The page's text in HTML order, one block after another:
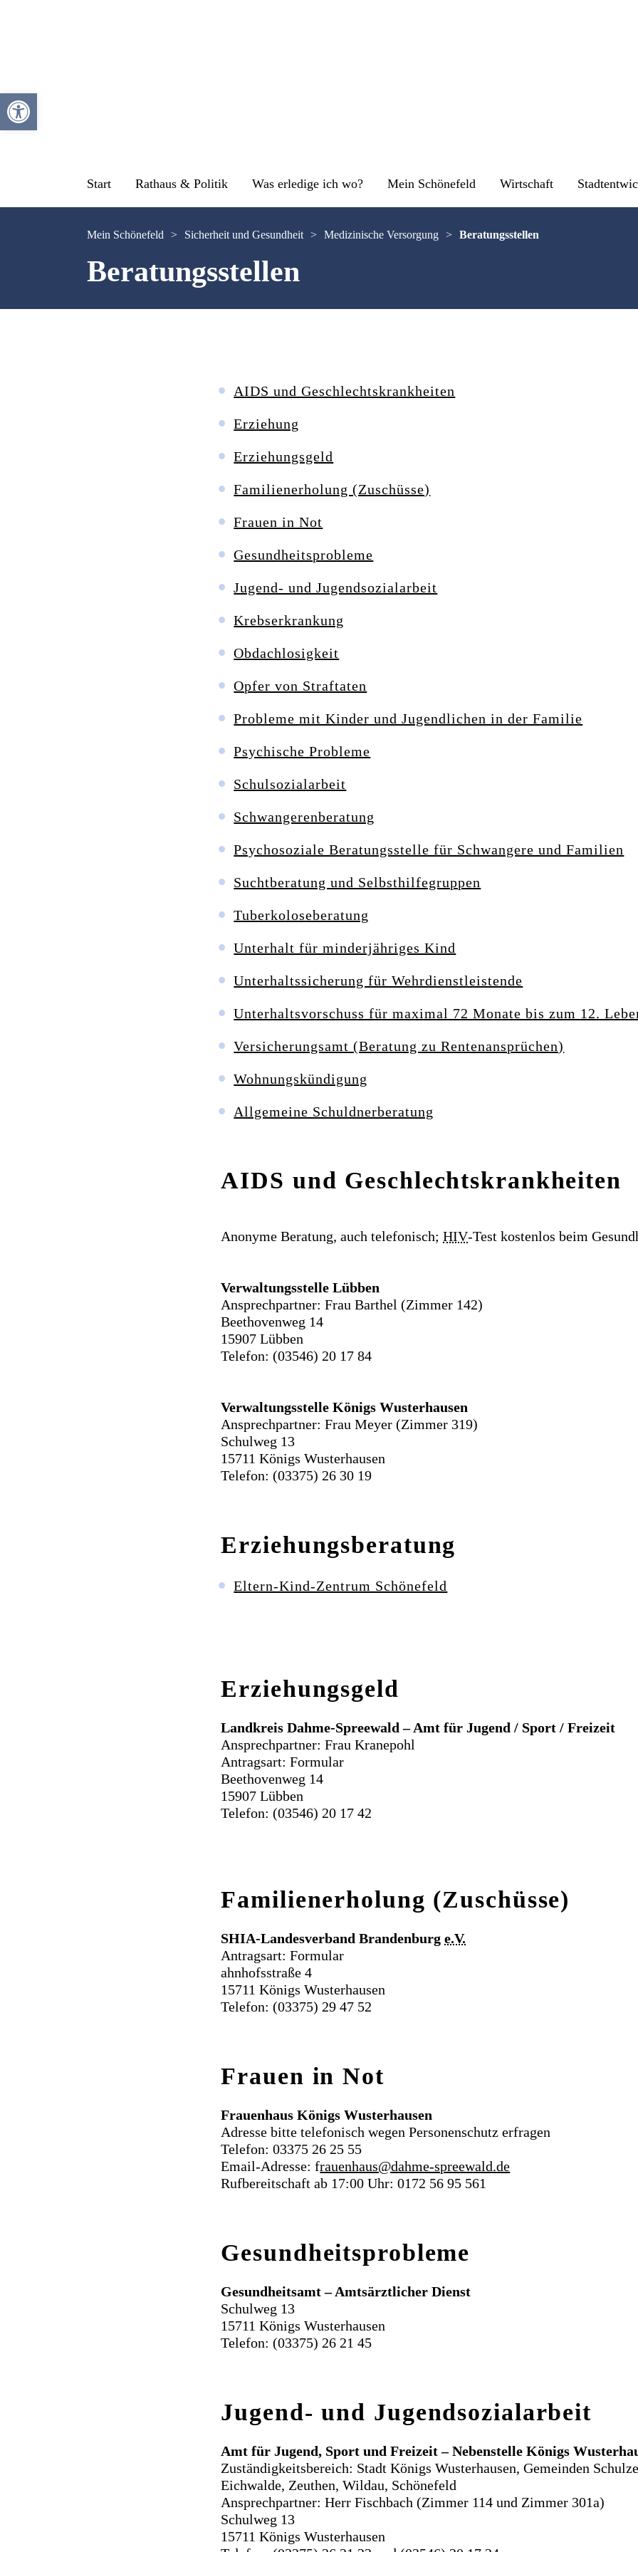
Werkzeugleiste öffnen
Start Rathaus & Politik Was erledige ich wo? Mein Schönefeld Wirtschaft
Mein Schönefeld > Sicherheit und Gesundheit > Medizinische Versorgung > Beratungsstellen
Beratungsstellen
AIDS und Geschlechtskrankheiten
Erziehung
Erziehungsgeld
Familienerholung (Zuschüsse)
Frauen in Not
Gesundheitsprobleme
Jugend- und Jugendsozialarbeit
Krebserkrankung
Obdachlosigkeit
Opfer von Straftaten
Probleme mit Kinder und Jugendlichen in der Familie
Psychische Probleme
Schulsozialarbeit
Schwangerenberatung
Psychosoziale Beratungsstelle für Schwangere und Familien
Suchtberatung und Selbsthilfegruppen
Tuberkoloseberatung
Unterhalt für minderjähriges Kind
Unterhaltssicherung für Wehrdienstleistende
Unterhaltsvorschuss für maximal 72 Monate bis zum 12.
Versicherungsamt (Beratung zu Rentenansprüchen)
Wohnungskündigung
Allgemeine Schuldnerberatung
AIDS und Geschlechtskrankheiten
Anonyme Beratung, auch telefonisch;HIV-Test kostenlos beim
Verwaltungsstelle Lübben
Ansprechpartner: Frau Barthel (Zimmer 142)
Beethovenweg 14
15907 Lübben
Telefon: (03546) 20 17 84
Verwaltungsstelle Königs Wusterhausen
Ansprechpartner: Frau Meyer (Zimmer 319)
Schulweg 13
15711 Königs Wusterhausen
Telefon: (03375) 26 30 19
Erziehungsberatung
Eltern-Kind-Zentrum Schönefeld
Erziehungsgeld
Landkreis Dahme-Spreewald – Amt für Jugend / Sport / Freizeit
Ansprechpartner: Frau Kranepohl
Antragsart: Formular
Beethovenweg 14
15907 Lübben
Telefon: (03546) 20 17 42
Familienerholung (Zuschüsse)
SHIA-Landesverband Brandenburge.V.
Antragsart: Formular
ahnhofsstraße 4
15711 Königs Wusterhausen
Telefon: (03375) 29 47 52
Frauen in Not
Frauenhaus Königs Wusterhausen
Adresse bitte telefonisch wegen Personenschutz erfragen
Telefon: 03375 26 25 55
Email-Adresse: frauenhaus@dahme-spreewald.de
Rufbereitschaft ab 17:00 Uhr: 0172 56 95 561
Gesundheitsprobleme
Gesundheitsamt – Amtsärztlicher Dienst
Schulweg 13
15711 Königs Wusterhausen
Telefon: (03375) 26 21 45
Jugend- und Jugendsozialarbeit
Amt für Jugend, Sport und Freizeit – Nebenstelle Königs
Zuständigkeitsbereich: Stadt Königs Wusterhausen, Gemeinden
Eichwalde, Zeuthen, Wildau, Schönefeld
Ansprechpartner: Herr Fischbach (Zimmer 114 und Zimmer 301a)
Schulweg 13
15711 Königs Wusterhausen